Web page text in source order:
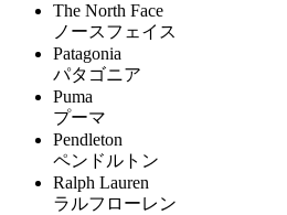
The North Face
ノースフェイス
Patagonia
パタゴニア
Puma
プーマ
Pendleton
ペンドルトン
Ralph Lauren
ラルフローレン